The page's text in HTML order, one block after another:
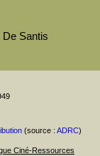
De Santis
(source : ADRC)
Ciné-Ressources